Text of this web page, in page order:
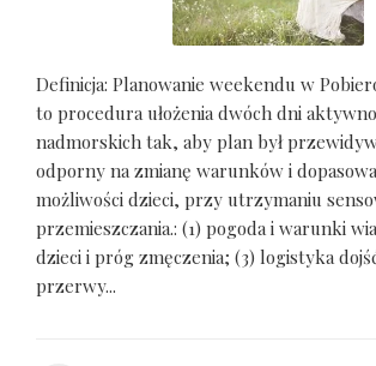
Definicja: Planowanie weekendu w
to procedura ułożenia dwóch dni
nadmorskich tak, aby plan był
odporny na zmianę warunków i
możliwości dzieci, przy utrzymaniu
przemieszczania.: (1) pogoda i warunki
dzieci i próg zmęczenia; (3) logistyka
przerwy...